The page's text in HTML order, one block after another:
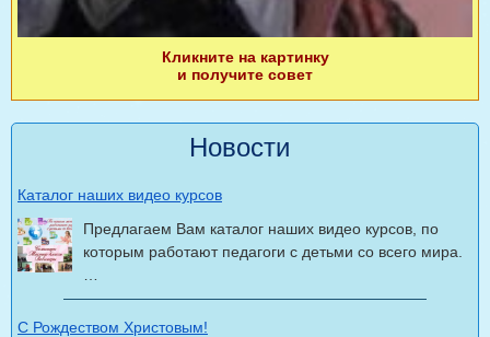
Кликните на картинку
и получите совет
Новости
Каталог наших видео курсов
Предлагаем Вам каталог наших видео курсов, по
которым работают педагоги с детьми со всего мира.
С Рождеством Христовым!